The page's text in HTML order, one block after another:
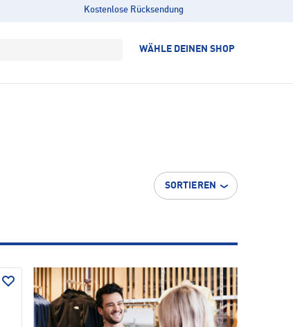
Kostenlose Rücksendung
WÄHLE DEINEN SHOP
SORTIEREN